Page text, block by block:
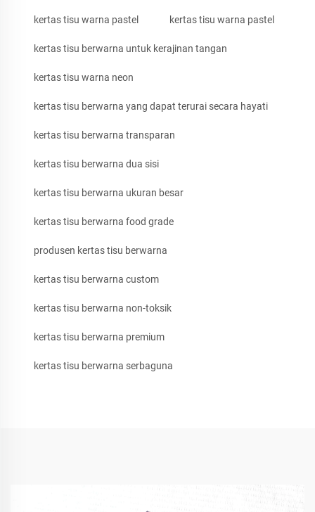
kertas tisu warna pastel kertas tisu warna pastel
kertas tisu berwarna untuk kerajinan tangan
kertas tisu warna neon
kertas tisu berwarna yang dapat terurai secara hayati
kertas tisu berwarna transparan
kertas tisu berwarna dua sisi
kertas tisu berwarna ukuran besar
kertas tisu berwarna food grade
produsen kertas tisu berwarna
kertas tisu berwarna custom
kertas tisu berwarna non-toksik
kertas tisu berwarna premium
kertas tisu berwarna serbaguna